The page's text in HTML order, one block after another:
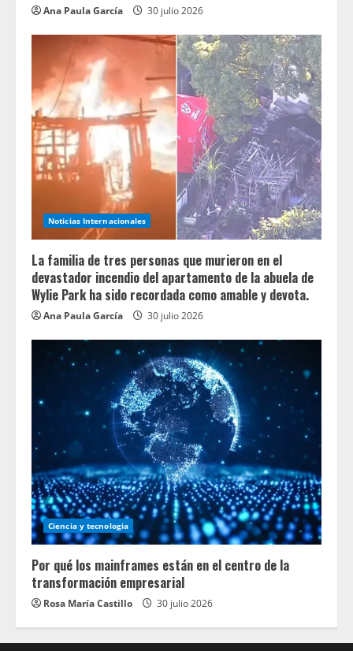
Ana Paula García 30 julio 2026
Noticias Internacionales
La familia de tres personas que murieron en el
devastador incendio del apartamento de la abuela de
Wylie Park ha sido recordada como amable y devota.
Ana Paula García 30 julio 2026
Ciencia y tecnologia
Por qué los mainframes están en el centro de la
transformación empresarial
Rosa María Castillo 30 julio 2026